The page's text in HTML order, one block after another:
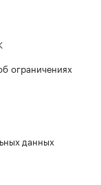
ограничениях
данных